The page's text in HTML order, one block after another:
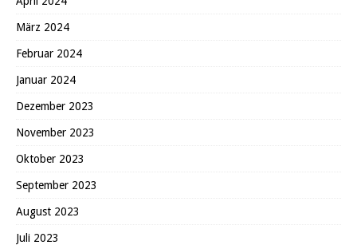
März 2024
Februar 2024
Januar 2024
Dezember 2023
November 2023
Oktober 2023
September 2023
August 2023
Juli 2023